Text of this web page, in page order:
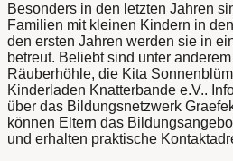
Besonders in den letzten Jahren
Familien mit kleinen Kindern in
den ersten Jahren werden sie in
betreut. Beliebt sind unter
Räuberhöhle, die Kita
Kinderladen Knatterbande e.V..
über das Bildungsnetzwerk
können Eltern das
und erhalten praktische